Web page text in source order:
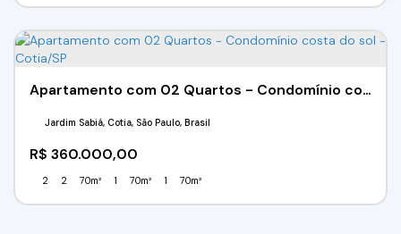
Apartamento com 02 Quartos - Condomínio costa do sol - Cotia/SP
R$ 360.000,00
Jardim Sabiá, Cotia, São Paulo, Brasil
2 2 70m² 1 70m² 1 70m²